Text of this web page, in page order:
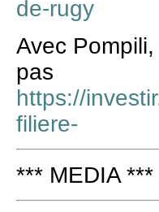
de-rugy
Avec
pas
https://
filiere-
*** MEDIA ***